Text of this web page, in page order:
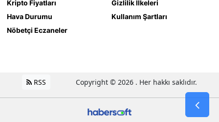
Kripto Fiyatları
Hava Durumu
Nöbetçi Eczaneler
Gizlilik İlkeleri
Kullanım Şartları
RSS Copyright © 2026 . Her hakkı saklıdır.